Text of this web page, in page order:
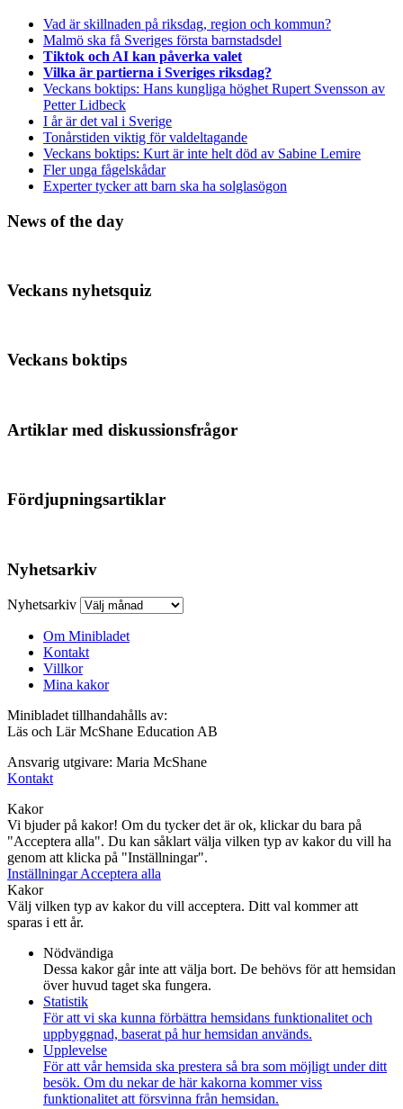
Vad är skillnaden på riksdag, region och kommun?
Malmö ska få Sveriges första barnstadsdel
Tiktok och AI kan påverka valet
Vilka är partierna i Sveriges riksdag?
Veckans boktips: Hans kungliga höghet Rupert Svensson av
Petter Lidbeck
I år är det val i Sverige
Tonårstiden viktig för valdeltagande
Veckans boktips: Kurt är inte helt död av Sabine Lemire
Fler unga fågelskådar
Experter tycker att barn ska ha solglasögon
News of the day
Veckans nyhetsquiz
Veckans boktips
Artiklar med diskussionsfrågor
Fördjupningsartiklar
Nyhetsarkiv
Nyhetsarkiv
Om Minibladet
Kontakt
Villkor
Mina kakor
Minibladet tillhandahålls av:
Läs och Lär McShane Education AB
Ansvarig utgivare: Maria McShane
Kontakt
Kakor
Vi bjuder på kakor! Om du tycker det är ok, klickar du bara på
"Acceptera alla". Du kan såklart välja vilken typ av kakor du vill ha
genom att klicka på "Inställningar".
InställningarAcceptera alla
Kakor
Välj vilken typ av kakor du vill acceptera. Ditt val kommer att
sparas i ett år.
Nödvändiga
Dessa kakor går inte att välja bort. De behövs för att hemsidan
över huvud taget ska fungera.
Statistik
För att vi ska kunna förbättra hemsidans funktionalitet och
uppbyggnad, baserat på hur hemsidan används.
Upplevelse
För att vår hemsida ska prestera så bra som möjligt under ditt
besök. Om du nekar de här kakorna kommer viss
funktionalitet att försvinna från hemsidan.